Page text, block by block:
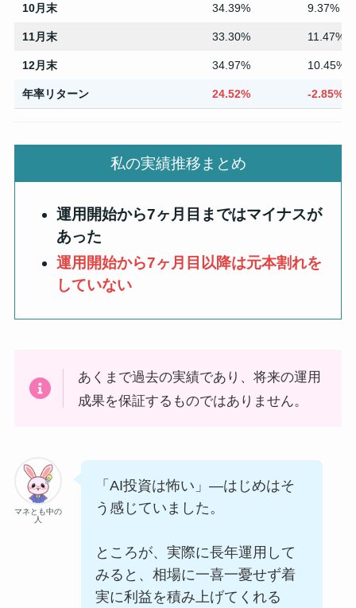
10月末 34.39% 9.37%
11月末 33.30% 11.47%
12月末 34.97% 10.45%
年率リターン 24.52% -2.85%
私の実績推移まとめ
運用開始から7ヶ月目まではマイナスが
あった
運用開始から7ヶ月目以降は元本割れを
していない
あくまで過去の実績であり、将来の運用
成果を保証するものではありません。
マネとも中の
人
「AI投資は怖い」—はじめはそ
う感じていました。
ところが、実際に長年運用して
みると、相場に一喜一憂せず着
実に利益を積み上げてくれる